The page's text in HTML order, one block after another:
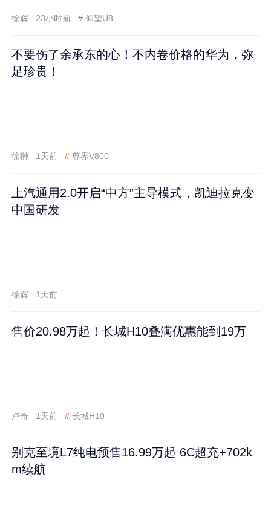
徐辉 23小时前 # 仰望U8
不要伤了余承东的心！不内卷价格的华为，弥
足珍贵！
徐翀 1天前 # 尊界V800
上汽通用2.0开启“中方”主导模式，凯迪拉克变
中国研发
徐辉 1天前
售价20.98万起！长城H10叠满优惠能到19万
卢奇 1天前 # 长城H10
别克至境L7纯电预售16.99万起 6C超充+702k
m续航